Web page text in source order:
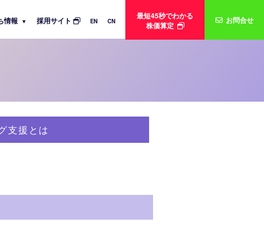
情報 ▼ 採用サイト EN CN
最短45秒でわかる
株価算定
お問合せ
支援とは